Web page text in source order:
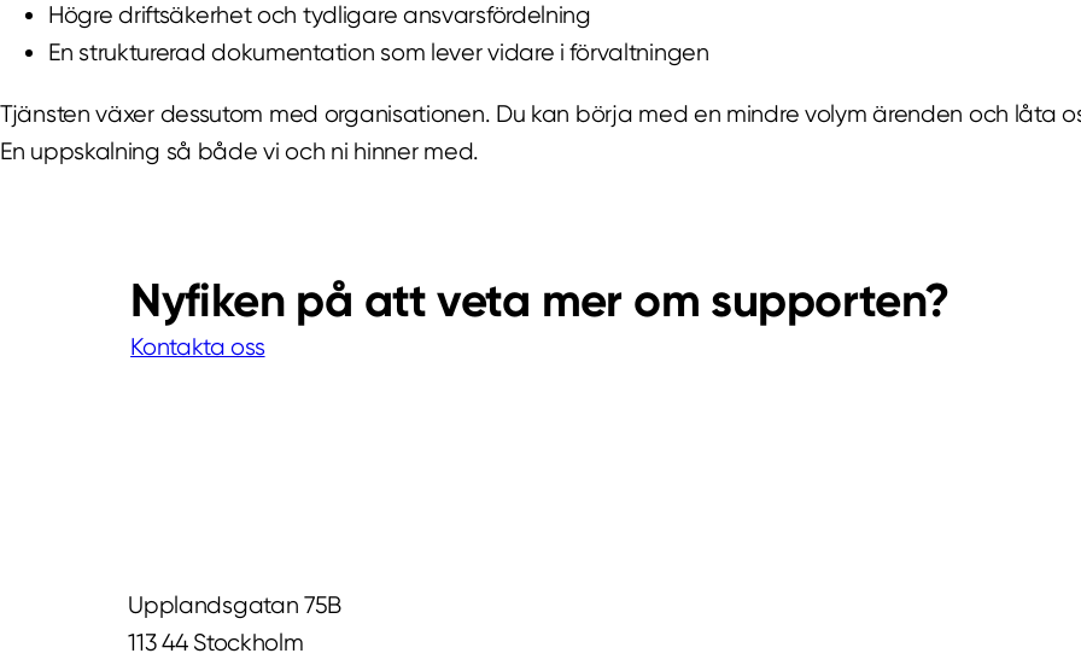
Högre driftsäkerhet och tydligare ansvarsfördelning
En strukturerad dokumentation som lever vidare i förvaltningen
Tjänsten växer dessutom med organisationen. Du kan börja med en mindre volym ärenden och låta
En uppskalning så både vi och ni hinner med.
Nyfiken på att veta mer om supporten?
Kontakta oss
Upplandsgatan 75B
113 44 Stockholm